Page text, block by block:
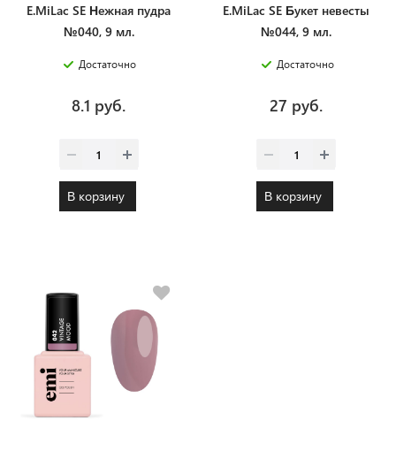
E.MiLac SE Нежная пудра
№040, 9 мл.
Достаточно
8.1 руб.
В корзину
E.MiLac SE Букет невесты
№044, 9 мл.
Достаточно
27 руб.
В корзину